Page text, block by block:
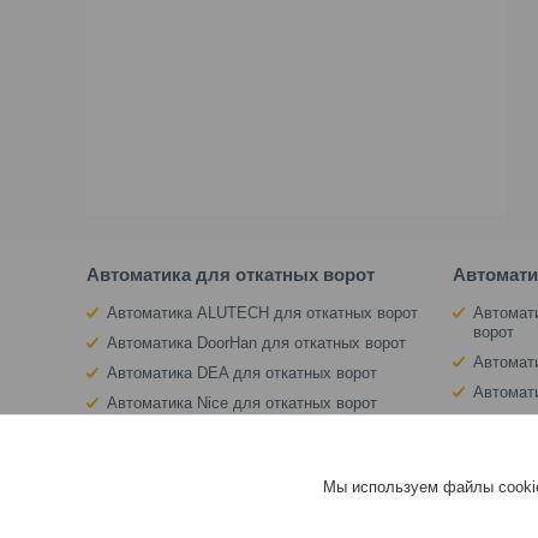
Автоматика для откатных ворот
Автоматика ALUTECH для откатных ворот
Автоматика DoorHan для откатных ворот
Автоматика DEA для откатных ворот
Автоматика Nice для откатных ворот
ворот
Мы используем файлы